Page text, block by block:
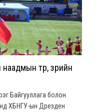
түрүү, үзүүрийн
Байгууллага болон
ХБНГУ-ын Дрезден